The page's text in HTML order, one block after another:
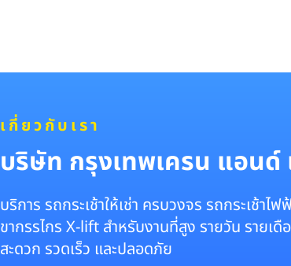
เกี่ยวกับเรา
บริษัท กรุงเทพเครน แอนด์
บริการ รถกระเช้าให้เช่า ครบวงจร รถกระเช้า
ขากรรไกร X-lift สำหรับงานที่สูง รายวัน รายเ
สะดวก รวดเร็ว และปลอดภัย